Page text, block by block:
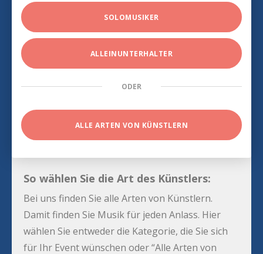
SOLOMUSIKER
ALLEINUNTERHALTER
ODER
ALLE ARTEN VON KÜNSTLERN
So wählen Sie die Art des Künstlers:
Bei uns finden Sie alle Arten von Künstlern.
Damit finden Sie Musik für jeden Anlass. Hier
wählen Sie entweder die Kategorie, die Sie sich
für Ihr Event wünschen oder “Alle Arten von